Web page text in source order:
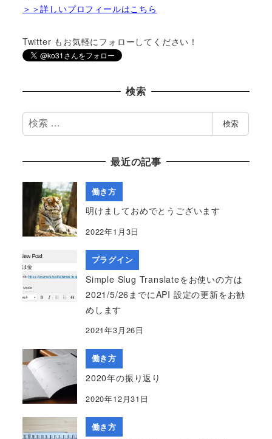
＞＞詳しいプロフィールはこちら
Twitter もお気軽にフォローしてください！
検索
検
索
検索
最近の記事
働き方
明けましておめでとうございます
2022年1月3日
プラグイン
Simple Slug Translateをお使いの方は
2021/5/26までにAPI 設定の更新をお勧
めします
2021年3月26日
働き方
2020年の振り返り
2020年12月31日
働き方